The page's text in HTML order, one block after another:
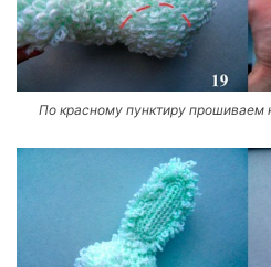
По красному пунктиру прошиваем